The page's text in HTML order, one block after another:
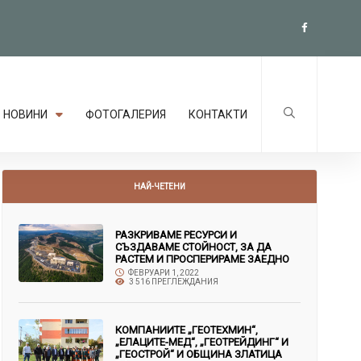
НОВИНИ ФОТОГАЛЕРИЯ КОНТАКТИ
НАЙ-ЧЕТЕНИ
РАЗКРИВАМЕ РЕСУРСИ И
СЪЗДАВАМЕ СТОЙНОСТ, ЗА ДА
РАСТЕМ И ПРОСПЕРИРАМЕ ЗАЕДНО
ФЕВРУАРИ 1, 2022
3 516 ПРЕГЛЕЖДАНИЯ
КОМПАНИИТЕ „ГЕОТЕХМИН“,
„ЕЛАЦИТЕ-МЕД“, „ГЕОТРЕЙДИНГ“ И
„ГЕОСТРОЙ“ И ОБЩИНА ЗЛАТИЦА